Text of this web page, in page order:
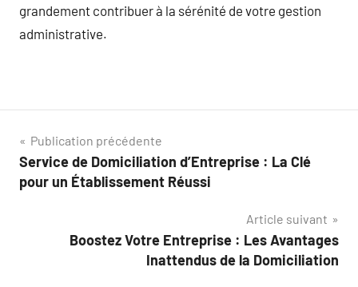
grandement contribuer à la sérénité de votre gestion
administrative.
Navigation
de
Publication précédente
Service de Domiciliation d’Entreprise : La Clé
pour un Établissement Réussi
Article suivant
Boostez Votre Entreprise : Les Avantages
Inattendus de la Domiciliation